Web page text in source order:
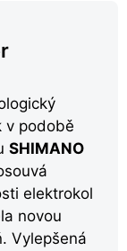
v podobě
SHIMANO
elektrokol
novou
Vylepšená